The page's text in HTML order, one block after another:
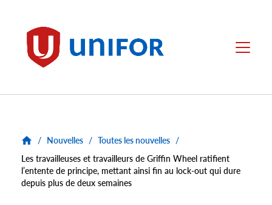
Unifor Menu
/ Nouvelles / Toutes les nouvelles /
Les travailleuses et travailleurs de Griffin Wheel ratifient
l’entente de principe, mettant ainsi fin au lock-out qui dure
depuis plus de deux semaines